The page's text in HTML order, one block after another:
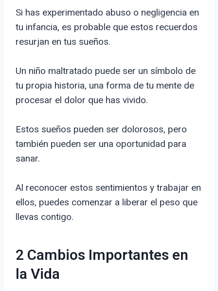
Si has experimentado abuso o negligencia en
tu infancia, es probable que estos recuerdos
resurjan en tus sueños.
Un niño maltratado puede ser un símbolo de
tu propia historia, una forma de tu mente de
procesar el dolor que has vivido.
Estos sueños pueden ser dolorosos, pero
también pueden ser una oportunidad para
sanar.
Al reconocer estos sentimientos y trabajar en
ellos, puedes comenzar a liberar el peso que
llevas contigo.
2 Cambios Importantes en
la Vida